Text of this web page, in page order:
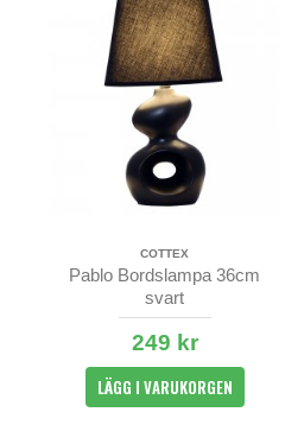
COTTEX
Pablo Bordslampa 36cm
svart
249 kr
LÄGG I VARUKORGEN